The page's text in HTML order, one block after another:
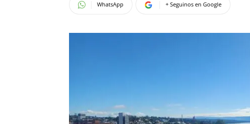
WhatsApp + Seguinos en Google